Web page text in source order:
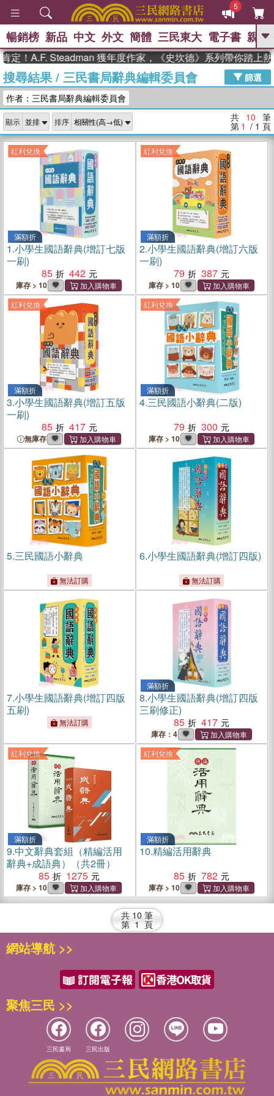
5
GO
熱搜： 東野圭吾 、 高希均教授回憶錄
、 The Odyssey 、 父親節 、 如果歷
史是一群喵
獎 臺灣漫遊錄 、 方念華 、 台灣的李
登輝時代
數學女孩：黎曼猜想 、
偉大的迷走神經
暢銷榜 新品 中文 外文 簡體 三民東大 電子書 親子
！A.F. Steadman 獲年度作家，《史坎德》系列帶你踏上熱
搜尋結果/ 三民書局辭典編輯委員會
篩選
作者：三民書局辭典編輯委員會
顯示 排序 共 10 筆
第 1 / 1 頁
紅利兌換
滿額折
1.小學生國語辭典(增訂七版
一刷)
85
442
庫存 > 10
紅利兌換
滿額折
2.小學生國語辭典(增訂六版
一刷)
79
387
庫存 > 10
紅利兌換
滿額折
3.小學生國語辭典(增訂五版
一刷)
85
417
無庫存
紅利兌換
滿額折
4.三民國語小辭典(二版)
79
300
庫存 > 10
5.三民國語小辭典
無法訂購
6.小學生國語辭典(增訂四版)
無法訂購
7.小學生國語辭典(增訂四版
五刷)
無法訂購
滿額折
8.小學生國語辭典(增訂四版
三刷修正)
85
417
庫存：4
紅利兌換
滿額折
9.中文辭典套組（精編活用
辭典+成語典）（共2冊）
85
1275
庫存 > 10
紅利兌換
滿額折
10.精編活用辭典
85
782
庫存 > 10
共 10 筆
第 1 頁
網站導航 >>
聚焦三民 >>
三民書局 三民出版